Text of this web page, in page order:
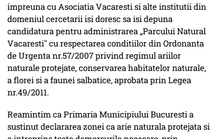
impreuna cu Asociatia Vacaresti si alte institutii din
domeniul cercetarii isi doresc sa isi depuna
candidatura pentru administrarea „Parcului Natural
Vacaresti" cu respectarea conditiilor din Ordonanta
de Urgenta nr.57/2007 privind regimul ariilor
naturale protejate, conservarea habitatelor naturale,
a florei si a faunei salbatice, aprobata prin Legea
nr.49/2011.
Reamintim ca Primaria Municipiului Bucuresti a
sustinut declararea zonei ca arie naturala protejata si